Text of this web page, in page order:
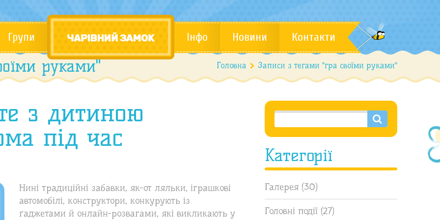
Групи Інфо Новини Контакти
руками" Головна Записи з тегами "гра своїми руками"
Категорії
Галерея (30)
Головні події (27)
з дитиною
під час
Нині традиційні забавки, як-от ляльки, іграшкові
автомобілі, конструктори, конкурують із
ґаджетами й онлайн-розвагами, які викликають у